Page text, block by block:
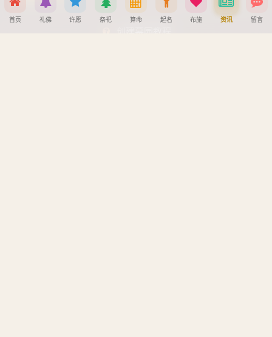
首页 礼佛 许愿 祭祀 算命 起名 布施 资讯 留言